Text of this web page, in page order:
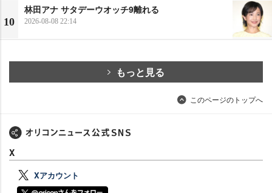
10
林田アナ サタデーウオッチ9離れる
2026-08-08 22:14
もっと見る
このページのトップへ
X
Xアカウント